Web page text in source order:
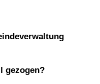
gezogen?